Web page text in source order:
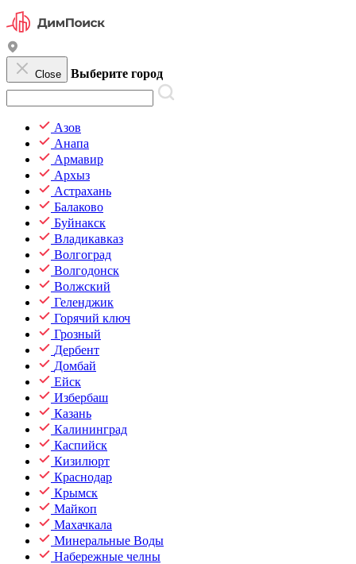
Close Выберите город
Азов
Анапа
Армавир
Архыз
Астрахань
Балаково
Буйнакск
Владикавказ
Волгоград
Волгодонск
Волжский
Геленджик
Горячий ключ
Грозный
Дербент
Домбай
Ейск
Избербаш
Казань
Калининград
Каспийск
Кизилюрт
Краснодар
Крымск
Майкоп
Махачкала
Минеральные Воды
Набережные челны